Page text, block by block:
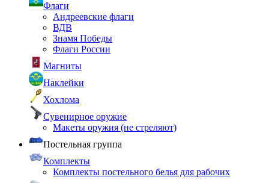
Флаги
Андреевские флаги
ВДВ
Знамя Победы
Флаги России
Магниты
Наклейки
Хохлома
Сувенирное оружие
Макеты оружия (не стреляют)
Постельная группа
Комплекты
Комплекты постельного белья для рабочих